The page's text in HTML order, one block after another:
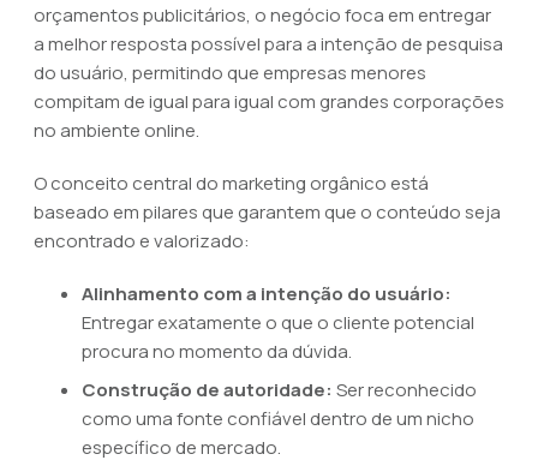
orçamentos publicitários, o negócio foca em entregar
a melhor resposta possível para a intenção de pesquisa
do usuário, permitindo que empresas menores
compitam de igual para igual com grandes corporações
no ambiente online.
O conceito central do marketing orgânico está
baseado em pilares que garantem que o conteúdo seja
encontrado e valorizado:
Alinhamento com a intenção do usuário:
Entregar exatamente o que o cliente potencial
procura no momento da dúvida.
Construção de autoridade: Ser reconhecido
como uma fonte confiável dentro de um nicho
específico de mercado.